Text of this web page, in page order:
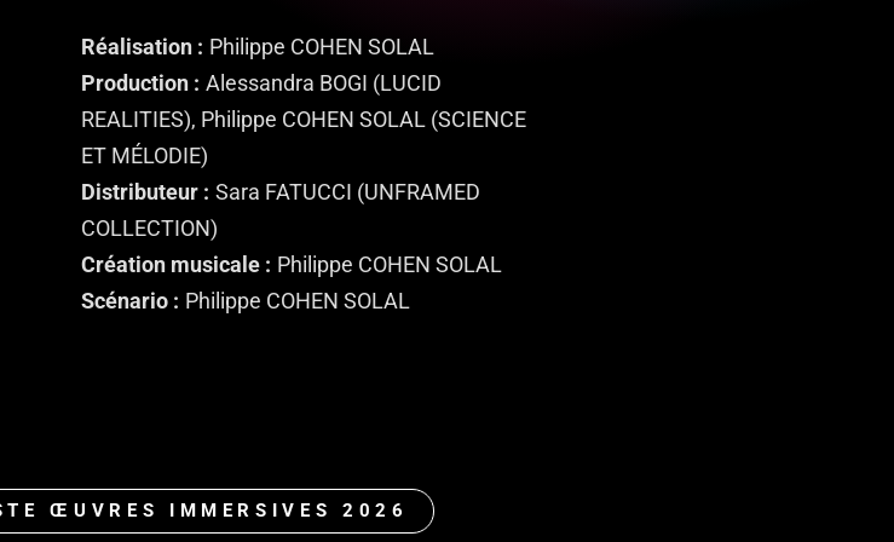
Réalisation
Philippe COHEN SOLAL
Production
Alessandra BOGI (LUCID
REALITIES), Philippe COHEN SOLAL (SCIENCE
ET MÉLODIE)
Distributeur
Sara FATUCCI (UNFRAMED
COLLECTION)
Création musicale
Philippe COHEN SOLAL
Scénario
Philippe COHEN SOLAL
ŒUVRES IMMERSIVES 2026